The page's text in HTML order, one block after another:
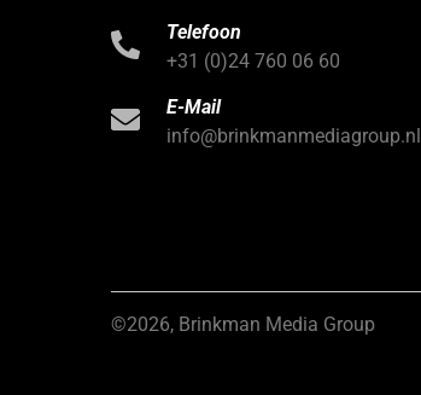
Telefoon
+31 (0)24 760 06 60
E-Mail
info@brinkmanmediagroup.nl
©2026, Brinkman Media Group